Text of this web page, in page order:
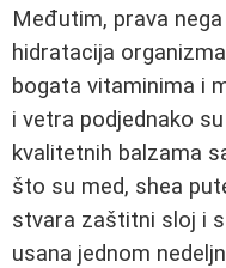
Međutim, prava
hidratacija
bogata vitaminima i
i vetra podjednako
kvalitetnih balzama
što su med, shea
stvara zaštitni sloj i
usana jednom